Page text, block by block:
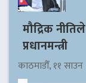
मौद्रिक
प्रधानमन्त्री
काठमाडौँ, ११ साउन